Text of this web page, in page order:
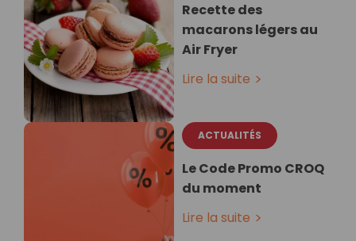
Recette des
macarons légers au
Air Fryer
Lire la suite
ACTUALITÉS
Le Code Promo CROQ
du moment
Lire la suite